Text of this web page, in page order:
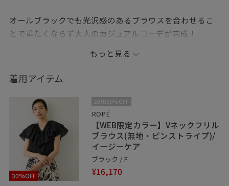
オールブラックでも光沢感のあるブラウスを合わせるこ
とで重たくならず大人のカジュアルコーデが完成！
Vネックの開きが綺麗なので骨格ストレートの私でもすっ
きり着ることができました！！
ぜひ参考にしてみてください♡
※バッグは店舗限定セレクトアイテムです。
※店頭及び屋外での撮影画像は、光の当たり具合で色味
が異なって見える場合がございます。商品の色味はスタ
ジオ撮影の画像をご参照下さい。
もっと見る
着用アイテム
30%OFF
2BUY10%OFF
ROPÉ
【WEB限定カラー】Vネックフリル
ブラウス(無地・ピンストライプ)/
イージーケア
ブラック / F
¥16,170